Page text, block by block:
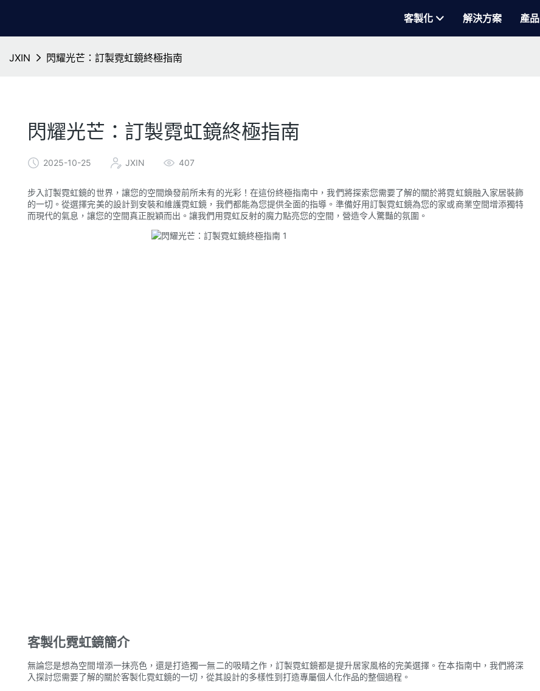
客製化 解決方案 產品
JXIN 閃耀光芒：訂製霓虹鏡終極指南
閃耀光芒：訂製霓虹鏡終極指南
2025-10-25 JXIN 407
步入訂製霓虹鏡的世界，讓您的空間煥發前所未有的光彩！在這份終極指南中，我們將探索您需要了解的關於將霓虹鏡融入家居裝飾
的一切。從選擇完美的設計到安裝和維護霓虹鏡，我們都能為您提供全面的指導。準備好用訂製霓虹鏡為您的家或商業空間增添獨特
而現代的氣息，讓您的空間真正脫穎而出。讓我們用霓虹反射的魔力點亮您的空間，營造令人驚豔的氛圍。
客製化霓虹鏡簡介
無論您是想為空間增添一抹亮色，還是打造獨一無二的吸睛之作，訂製霓虹鏡都是提升居家風格的完美選擇。在本指南中，我們將深
入探討您需要了解的關於客製化霓虹鏡的一切，從其設計的多樣性到打造專屬個人化作品的整個過程。